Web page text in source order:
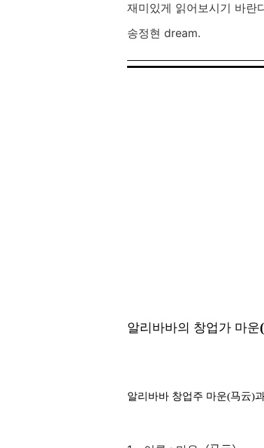
재미있게 읽어보시기 바란
송정현 dream.
알리바바의 창업가 마운(
알리바바 창업주 마운(马云)